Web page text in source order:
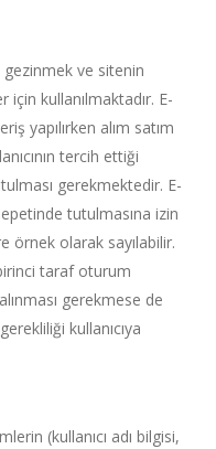
ve sitenin
için kullanılmaktadır. E-
yapılırken alım satım
tercih ettiği
gerekmektedir. E-
tutulmasına izin
örnek olarak sayılabilir.
taraf oturum
gerekmese de
kullanıcıya
(kullanıcı adı bilgisi,